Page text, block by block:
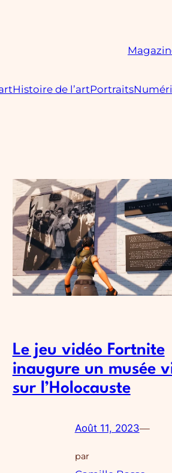
Histoire de l’artPortraits
Le jeu vidéo Fortnite
inaugure un musée
sur l’Holocauste
Août 11, 2023—
par